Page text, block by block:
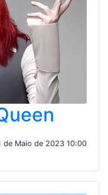
de Maio de 2023 10:00